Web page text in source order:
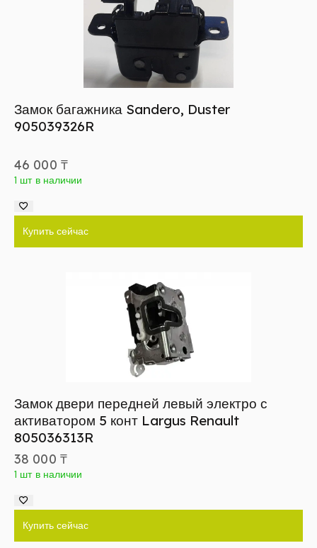
Замок багажника Sandero, Duster
905039326R
46 000 ₸
1 шт в наличии
Купить сейчас
Замок двери передней левый электро с
активатором 5 конт Largus Renault
805036313R
38 000 ₸
1 шт в наличии
Купить сейчас